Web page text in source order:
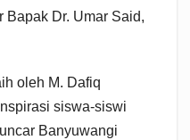
Bapak Dr. Umar Said,
oleh M. Dafiq
siswa-siswi
Banyuwangi